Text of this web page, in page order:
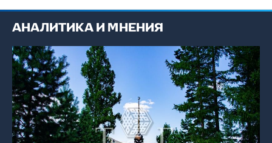
АНАЛИТИКА И МНЕНИЯ